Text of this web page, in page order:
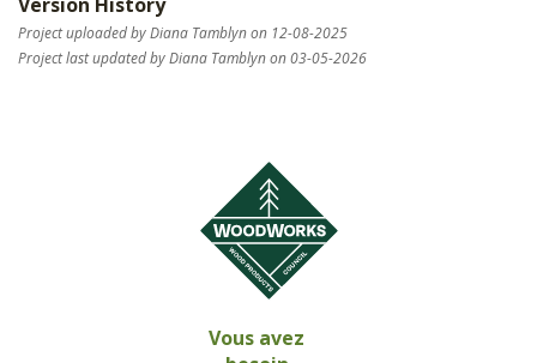
Project uploaded by Diana Tamblyn on 12-08-2025
Project last updated by Diana Tamblyn on 03-05-2026
Vous avez